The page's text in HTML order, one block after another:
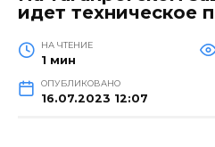
идет техническое
НА ЧТЕНИЕ
1 мин
ОПУБЛИКОВАНО
16.07.2023 12:07